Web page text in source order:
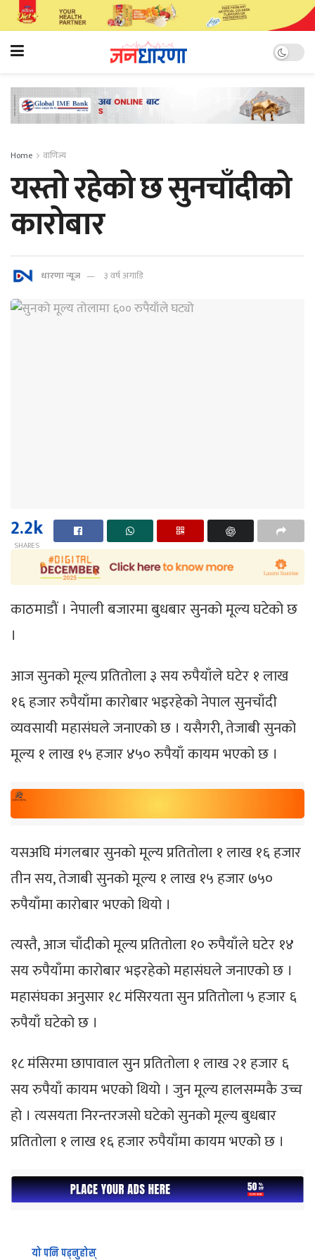
Home वाणिज्य
यस्तो रहेको छ सुनचाँदीको
कारोबार
धारणा न्यूज ३ वर्ष अगाडि
2.2k
SHARES
काठमाडाैं । नेपाली बजारमा बुधबार सुनको मूल्य घटेको छ
।
आज सुनको मूल्य प्रतितोला ३ सय रुपैयाँले घटेर १ लाख
१६ हजार रुपैयाँमा कारोबार भइरहेको नेपाल सुनचाँदी
व्यवसायी महासंघले जनाएको छ । यसैगरी, तेजाबी सुनको
मूल्य १ लाख १५ हजार ४५० रुपैयाँ कायम भएको छ ।
यसअघि मंगलबार सुनको मूल्य प्रतितोला १ लाख १६ हजार
तीन सय, तेजाबी सुनको मूल्य १ लाख १५ हजार ७५०
रुपैयाँमा कारोबार भएको थियो ।
त्यस्तै, आज चाँदीको मूल्य प्रतितोला १० रुपैयाँले घटेर १४
सय रुपैयाँमा कारोबार भइरहेको महासंघले जनाएको छ ।
महासंघका अनुसार १८ मंसिरयता सुन प्रतितोला ५ हजार ६
रुपैयाँ घटेको छ ।
१८ मंसिरमा छापावाल सुन प्रतितोला १ लाख २१ हजार ६
सय रुपैयाँ कायम भएको थियो । जुन मूल्य हालसम्मकै उच्च
हो । त्यसयता निरन्तरजसो घटेको सुनको मूल्य बुधबार
प्रतितोला १ लाख १६ हजार रुपैयाँमा कायम भएको छ ।
यो पनि पढ्नुहोस्